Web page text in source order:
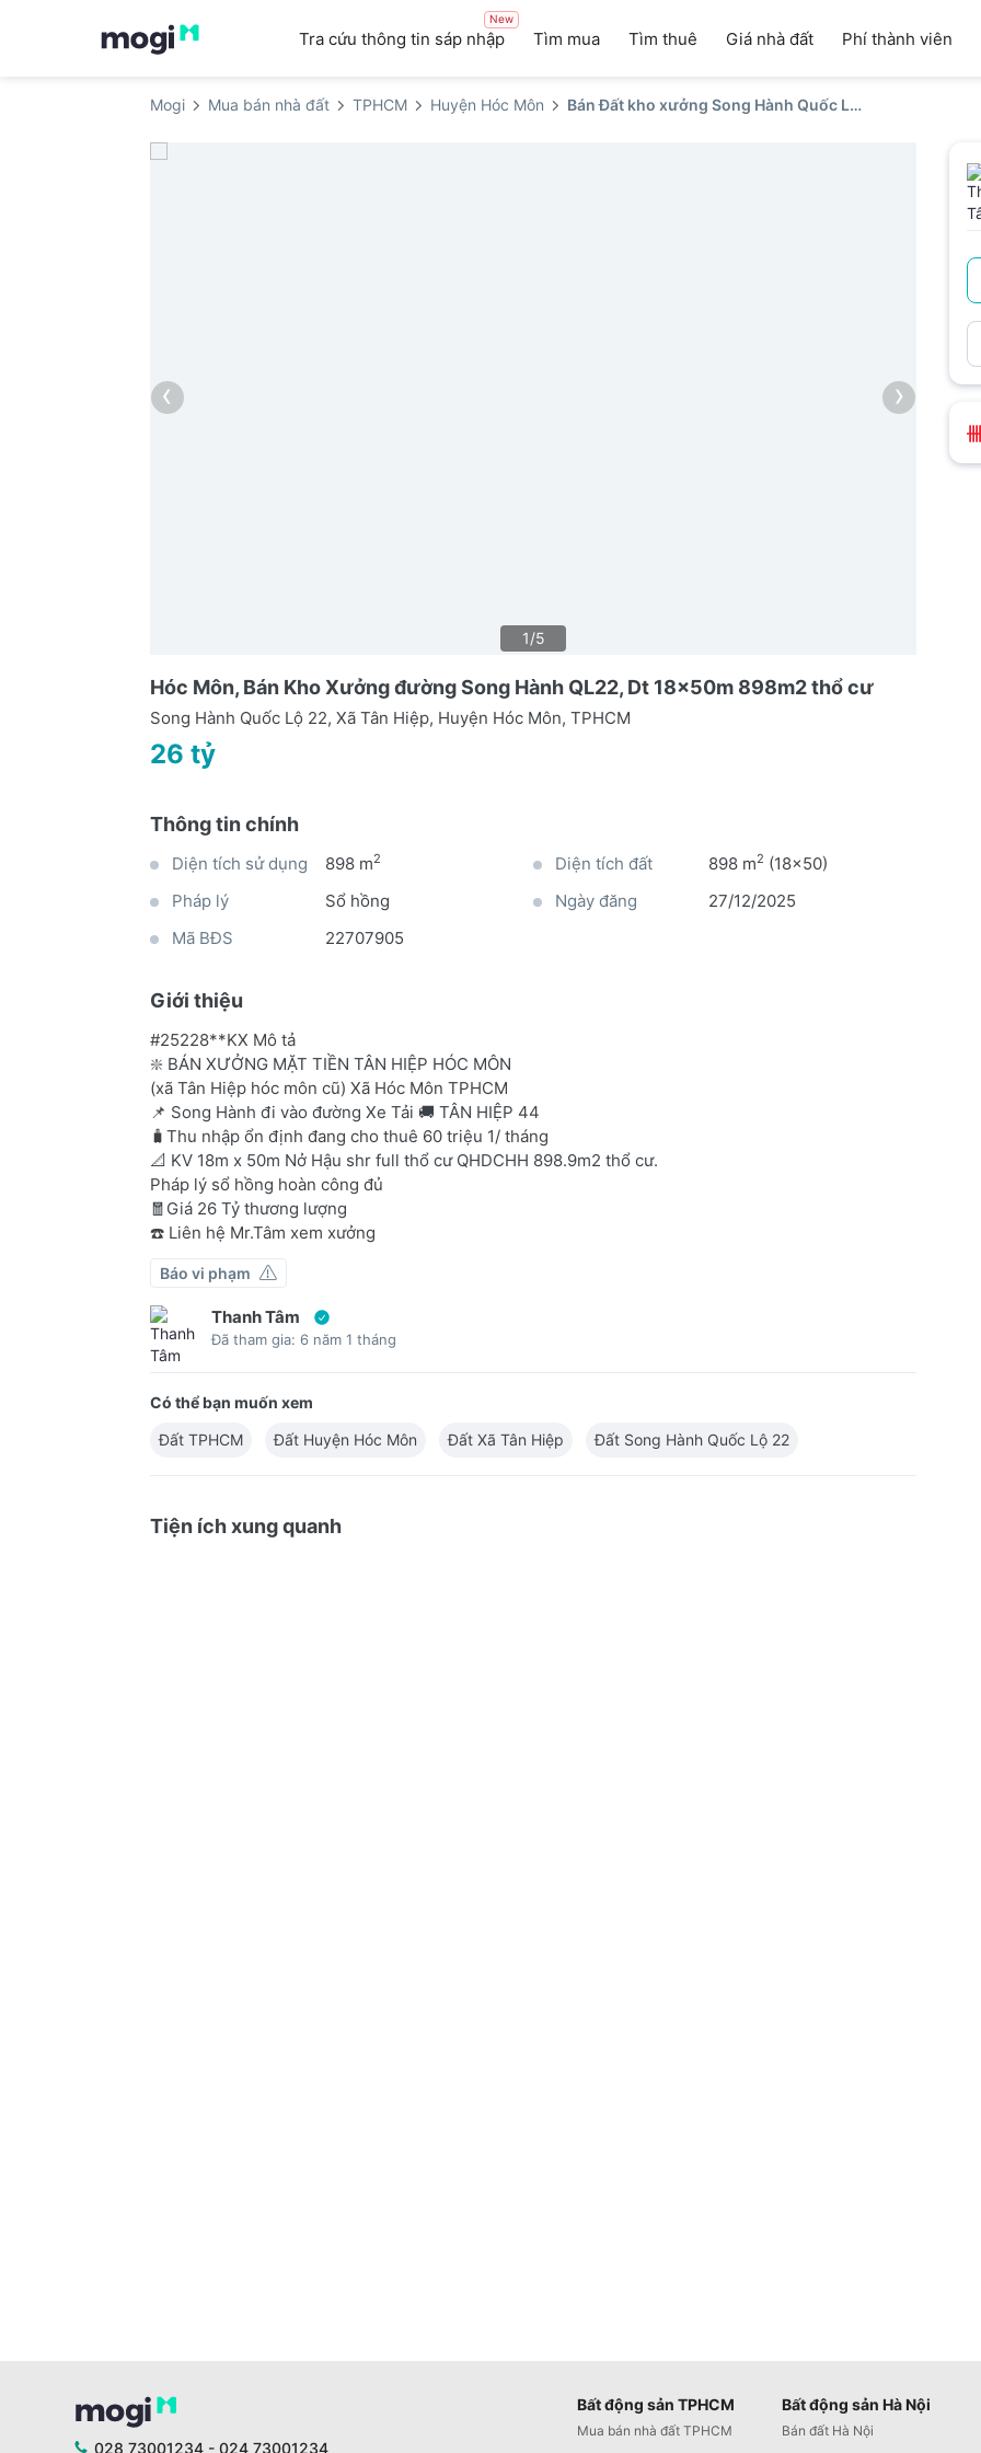
Tra cứu thông tin sáp nhập
New
Tìm mua Tìm thuê Giá nhà đất Phí thành viên
Mogi Mua bán nhà đất TPHCM Huyện Hóc Môn Bán Đất kho xưởng Song Hành Quốc Lộ 22
‹ ›
1/5
Hóc Môn, Bán Kho Xưởng đường Song Hành QL22, Dt 18x50m 898m2 thổ cư
Song Hành Quốc Lộ 22, Xã Tân Hiệp, Huyện Hóc Môn, TPHCM
26 tỷ
Thông tin chính
Diện tích sử dụng 898 m2 Diện tích đất 898 m2 (18x50)
Pháp lý
Sổ hồng Ngày đăng
27/12/2025
Mã BĐS
22707905
Giới thiệu
#25228**KX Mô tả
❇️ BÁN XƯỞNG MẶT TIỀN TÂN HIỆP HÓC MÔN
(xã Tân Hiệp hóc môn cũ) Xã Hóc Môn TPHCM
📌 Song Hành đi vào đường Xe Tải 🚚 TÂN HIỆP 44
🧳Thu nhập ổn định đang cho thuê 60 triệu 1/ tháng
📐 KV 18m x 50m Nở Hậu shr full thổ cư QHDCHH 898.9m2 thổ cư.
Pháp lý sổ hồng hoàn công đủ
🧧Giá 26 Tỷ thương lượng
☎️ Liên hệ Mr.Tâm xem xưởng
Báo vi phạm
Thanh Tâm
Đã tham gia: 6 năm 1 tháng
Có thể bạn muốn xem
Đất TPHCM
Đất Huyện Hóc Môn Đất Xã Tân Hiệp Đất Song Hành Quốc Lộ 22
Tiện ích xung quanh
Bất động sản TPHCM
Mua bán nhà đất TPHCM
Bất động sản Hà Nội
Bán đất Hà Nội
028 73001234 - 024 73001234